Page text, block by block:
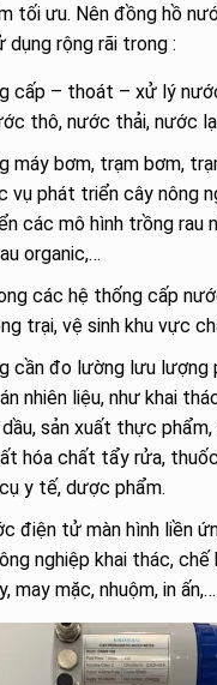
tối ưu. Nên đồng hồ
dụng rộng rãi trong :
cấp – thoát – xử lý
thô, nước thải, nước
máy bơm, trạm bơm,
vụ phát triển cây nông
các mô hình trồng rau
organic,…
các hệ thống cấp
trại, vệ sinh khu vực
cần đo lường lưu lượng
nhiên liệu, như khai
sản xuất thực
hóa chất tẩy rửa,
y tế, dược phẩm.
điện tử màn hình liền
nghiệp khai thác, chế
may mặc, nhuộm, in ấn,…